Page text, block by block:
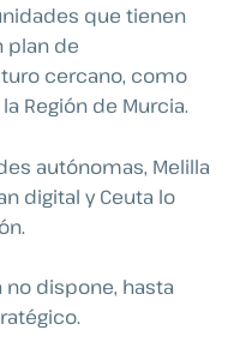
que tienen
plan de
cercano, como
Región de Murcia.
autónomas, Melilla
digital y Ceuta lo
no dispone, hasta